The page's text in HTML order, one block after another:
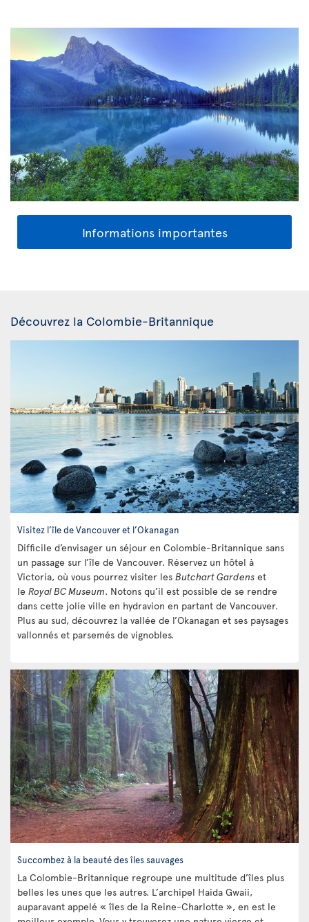
Informations importantes
Découvrez la Colombie-Britannique
Visitez l’île de Vancouver et l’Okanagan
Difficile d’envisager un séjour en Colombie-Britannique sans
un passage sur l’île de Vancouver. Réservez un hôtel à
Victoria, où vous pourrez visiter les Butchart Gardens et
le Royal BC Museum. Notons qu’il est possible de se rendre
dans cette jolie ville en hydravion en partant de Vancouver.
Plus au sud, découvrez la vallée de l’Okanagan et ses paysages
vallonnés et parsemés de vignobles.
Succombez à la beauté des îles sauvages
La Colombie-Britannique regroupe une multitude d’îles plus
belles les unes que les autres. L’archipel Haida Gwaii,
auparavant appelé « îles de la Reine-Charlotte », en est le